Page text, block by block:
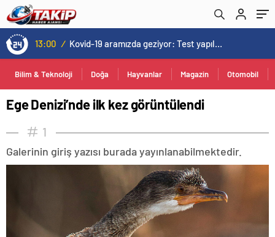
13:00 / Kovid-19 aramızda geziyor: Test yapılmadığı için kimse farkında değil
Bilim & Teknoloji Doğa Hayvanlar Magazin Otomobil
Ege Denizi’nde ilk kez görüntülendi
1
Galerinin giriş yazısı burada yayınlanabilmektedir.